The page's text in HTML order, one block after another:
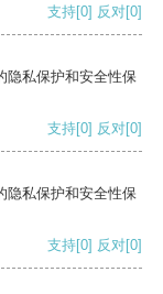
支持[0] 反对[0]
隐私保护和安全性保
支持[0] 反对[0]
隐私保护和安全性保
支持[0] 反对[0]